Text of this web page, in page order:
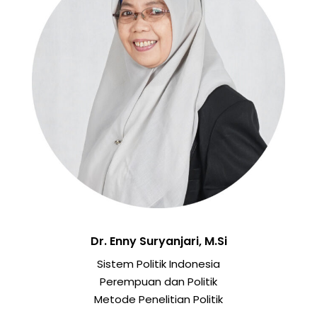
Dr. Enny Suryanjari, M.Si
Sistem Politik Indonesia
Perempuan dan Politik
Metode Penelitian Politik